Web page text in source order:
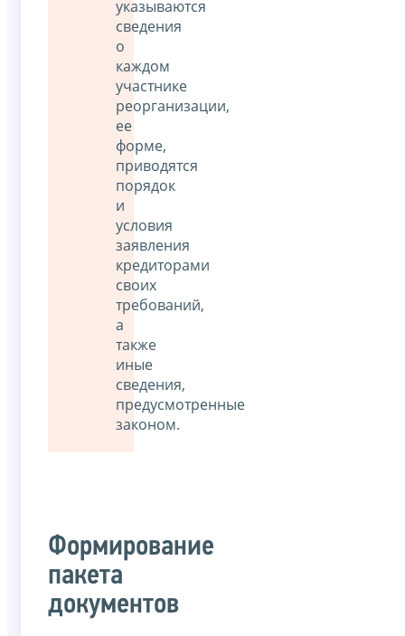
указываются
сведения
о
каждом
участнике
реорганизации,
ее
форме,
приводятся
порядок
и
условия
заявления
кредиторами
своих
требований,
а
также
иные
сведения,
предусмотренные
законом.
Формирование
пакета
документов